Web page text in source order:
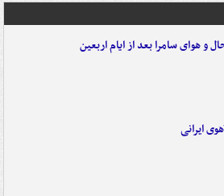
و هوای سامرا بعد از ایام اربعین
ایرانی